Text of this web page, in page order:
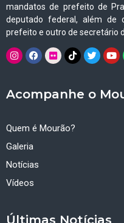
mandatos de prefeito de
deputado federal, além de
prefeito e outro de secretário
Acompanhe o
Quem é Mourão?
Galeria
Notícias
Vídeos